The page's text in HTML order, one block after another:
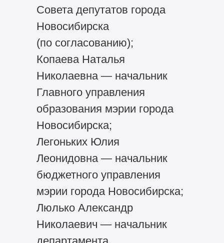
Совета депутатов города
Новосибирска
(по согласованию);
Копаева Наталья
Николаевна — начальник
Главного управления
образования мэрии города
Новосибирска;
Легоньких Юлия
Леонидовна — начальник
бюджетного управления
мэрии города Новосибирска;
Люлько Александр
Николаевич — начальник